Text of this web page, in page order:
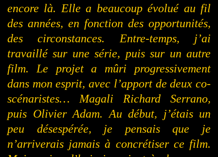
encore là. Elle a beaucoup évolué au fil
des années, en fonction des opportunités,
des circonstances. Entre-temps, j’ai
travaillé sur une série, puis sur un autre
film. Le projet a mûri progressivement
dans mon esprit, avec l’apport de deux co-
scénaristes… Magali Richard Serrano,
puis Olivier Adam. Au début, j’étais un
peu désespérée, je pensais que je
n’arriverais jamais à concrétiser ce film.